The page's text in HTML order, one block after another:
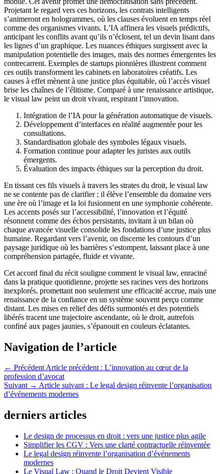
Projetant le regard vers ces horizons, les contrats intelligents
s’animeront en hologrammes, où les clauses évoluent en temps réel
comme des organismes vivants. L’IA affinera les visuels prédictifs,
anticipant les conflits avant qu’ils n’éclosent, tel un devin lisant dans
les lignes d’un graphique. Les nuances éthiques surgissent avec la
manipulation potentielle des images, mais des normes émergentes les
contrecarrent. Exemples de startups pionnières illustrent comment
ces outils transforment les cabinets en laboratoires créatifs. Les
causes à effet mènent à une justice plus équitable, où l’accès visuel
brise les chaînes de l’élitisme. Comparé à une renaissance artistique,
le visual law peint un droit vivant, respirant l’innovation.
Intégration de l’IA pour la génération automatique de visuels.
Développement d’interfaces en réalité augmentée pour les
consultations.
Standardisation globale des symboles légaux visuels.
Formation continue pour adapter les juristes aux outils
émergents.
Évaluation des impacts éthiques sur la perception du droit.
En tissant ces fils visuels à travers les strates du droit, le visual law
ne se contente pas de clarifier ; il élève l’ensemble du domaine vers
une ère où l’image et la loi fusionnent en une symphonie cohérente.
Les accents posés sur l’accessibilité, l’innovation et l’équité
résonnent comme des échos persistants, invitant à un bilan où
chaque avancée visuelle consolide les fondations d’une justice plus
humaine. Regardant vers l’avenir, on discerne les contours d’un
paysage juridique où les barrières s’estompent, laissant place à une
compréhension partagée, fluide et vivante.
Cet accord final du récit souligne comment le visual law, enraciné
dans la pratique quotidienne, projette ses racines vers des horizons
inexplorés, promettant non seulement une efficacité accrue, mais une
renaissance de la confiance en un système souvent perçu comme
distant. Les mises en relief des défis surmontés et des potentiels
libérés tracent une trajectoire ascendante, où le droit, autrefois
confiné aux pages jaunies, s’épanouit en couleurs éclatantes.
Navigation de l’article
← PrécédentArticle précédent : L’innovation au cœur de la
profession d’avocat
Suivant → Article suivant : Le legal design réinvente l’organisation
d’événements modernes
derniers articles
Le design de processus en droit : vers une justice plus agile
Simplifier les CGV : Vers une clarté contractuelle réinventée
Le legal design réinvente l’organisation d’événements
modernes
Le Visual Law : Quand le Droit Devient Visible